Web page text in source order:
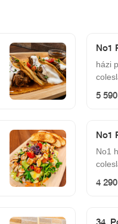
No1
házi
5
No1
No1
4
34.